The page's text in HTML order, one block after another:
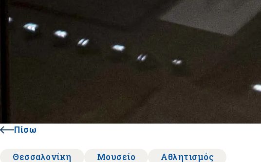
Πίσω
Θεσσαλονίκη Μουσείο Αθλητισμός